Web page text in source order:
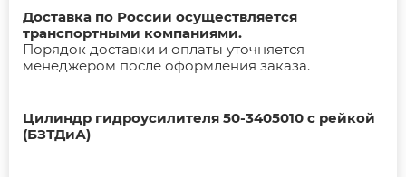
Доставка по России осуществляется
транспортными компаниями.
Порядок доставки и оплаты уточняется
менеджером после оформления заказа.
Цилиндр гидроусилителя 50-3405010 с рейкой
(БЗТДиА)